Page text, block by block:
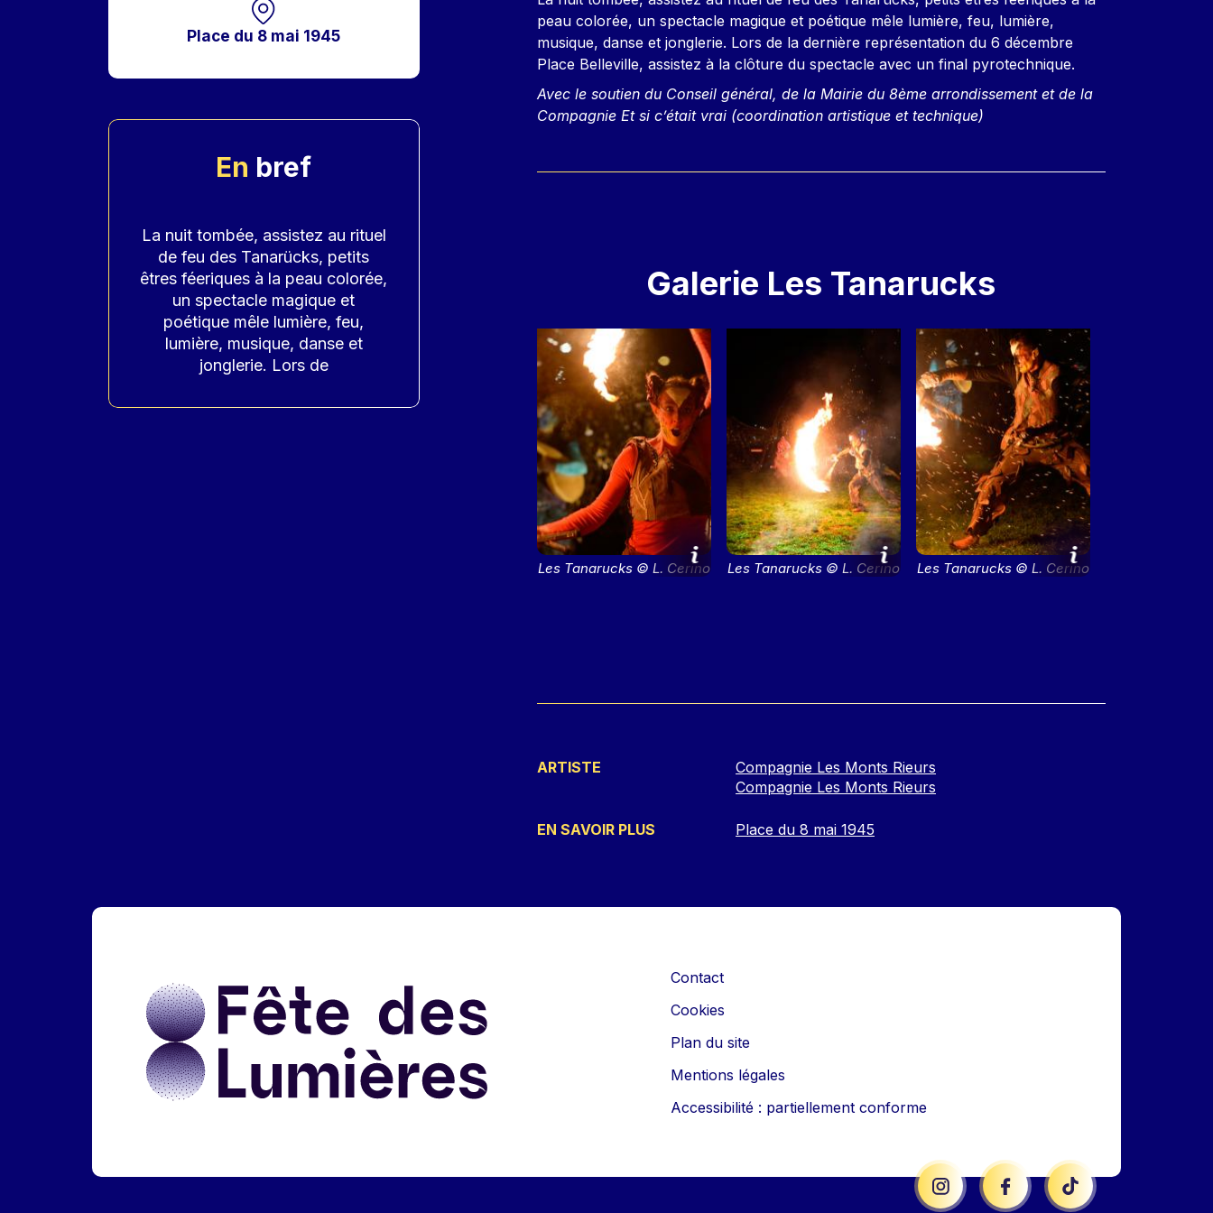
Place du 8 mai 1945
En bref
La nuit tombée, assistez au rituel
de feu des Tanarücks, petits
êtres féeriques à la peau colorée,
un spectacle magique et
poétique mêle lumière, feu,
lumière, musique, danse et
jonglerie. Lors de
peau colorée, un spectacle magique et poétique mêle lumière, feu, lumière,
musique, danse et jonglerie. Lors de la dernière représentation du 6 décembre
Place Belleville, assistez à la clôture du spectacle avec un final pyrotechnique.
Avec le soutien du Conseil général, de la Mairie du 8ème arrondissement et de la
Compagnie Et si c’était vrai (coordination artistique et technique)
Galerie Les Tanarucks
Les Tanarucks © L. Cerino
Les Tanarucks © L. Cerino
Les Tanarucks © L. Cerino
ARTISTE
Compagnie Les Monts Rieurs
Compagnie Les Monts Rieurs
EN SAVOIR PLUS Place du 8 mai 1945
Contact
Cookies
Plan du site
Mentions légales
Accessibilité : partiellement conforme